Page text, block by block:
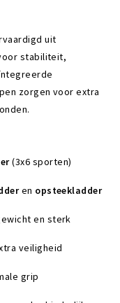
uit
stabiliteit,
zorgen voor extra
(3x6 sporten)
en opsteekladder
en sterk
veiligheid
grip